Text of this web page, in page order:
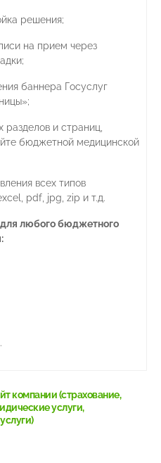
решения;
на прием через
баннера Госуслуг
и страниц,
бюджетной медицинской
всех типов
pdf, jpg, zip и т.д.
любого бюджетного
компании (страхование,
услуги,